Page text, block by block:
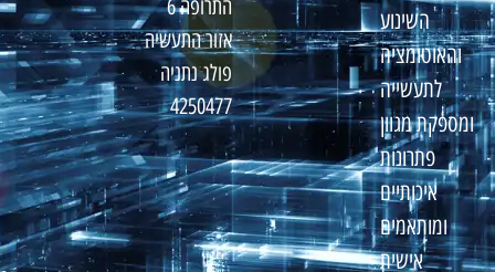
השינוע
והאוטומציה
לתעשייה
ומספקת מגוון
פתרונות
איכותיים
ומותאמים
אישית
התרופה 6
אזור התעשיה
פולג נתניה
4250477